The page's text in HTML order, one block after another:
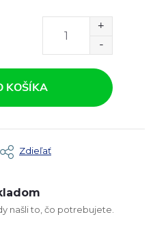
KOŠÍKA
Zdieľať
našli to, čo potrebujete.